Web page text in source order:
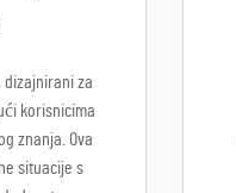
dizajnirani za
korisnicima
znanja. Ova
situacije s